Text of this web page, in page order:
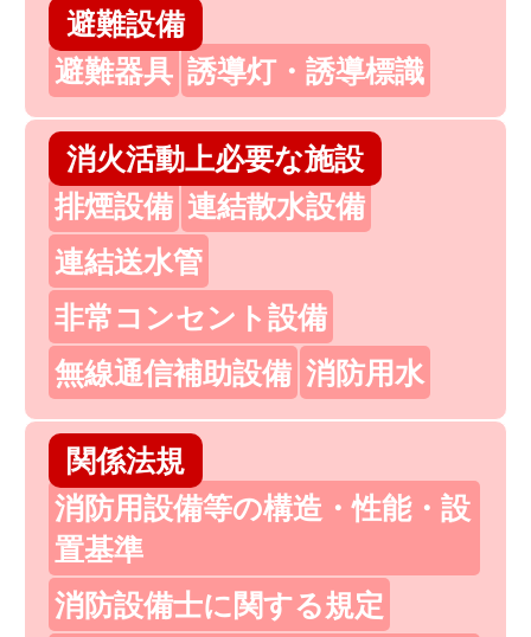
避難設備
避難器具 誘導灯・誘導標識
消火活動上必要な施設
排煙設備 連結散水設備
連結送水管
非常コンセント設備
無線通信補助設備 消防用水
関係法規
消防用設備等の構造・性能・設
置基準
消防設備士に関する規定